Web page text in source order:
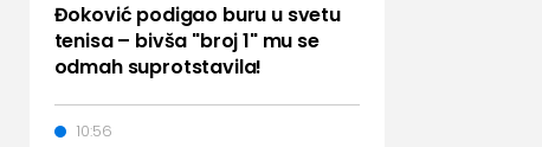
Đoković podigao buru u svetu
tenisa – bivša "broj 1" mu se
odmah suprotstavila!
10:56